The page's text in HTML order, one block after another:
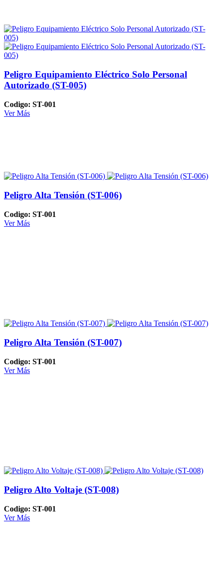
Peligro Equipamiento Eléctrico Solo Personal
Autorizado (ST-005)
Codigo: ST-001
Ver Más
Peligro Alta Tensión (ST-006)
Codigo: ST-001
Ver Más
Peligro Alta Tensión (ST-007)
Codigo: ST-001
Ver Más
Peligro Alto Voltaje (ST-008)
Codigo: ST-001
Ver Más